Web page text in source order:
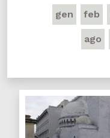
gen feb
ago